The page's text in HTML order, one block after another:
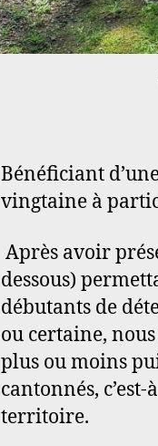
Bénéficiant
vingtaine à
Après avoir
dessous)
débutants de
ou certaine,
plus ou moins
cantonnés,
territoire.